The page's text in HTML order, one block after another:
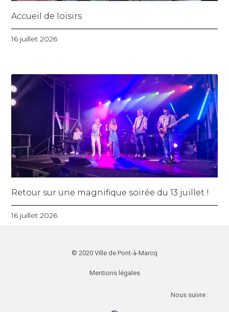
Accueil de loisirs
16 juillet 2026
Retour sur une magnifique soirée du 13 juillet !
16 juillet 2026
© 2020 Ville de Pont-à-Marcq
Mentions légales
Nous suivre :